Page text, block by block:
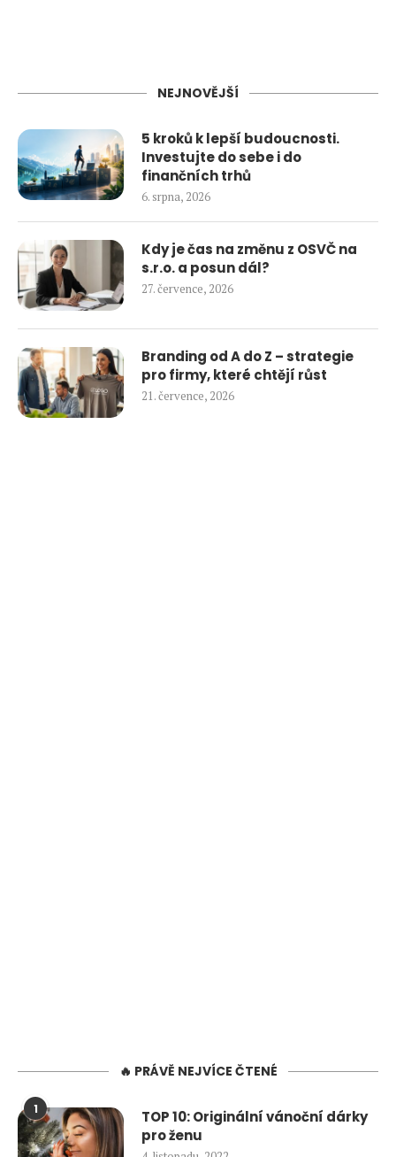
NEJNOVĚJŠÍ
5 kroků k lepší budoucnosti.
Investujte do sebe i do
finančních trhů
6. srpna, 2026
Kdy je čas na změnu z OSVČ na
s.r.o. a posun dál?
27. července, 2026
Branding od A do Z – strategie
pro firmy, které chtějí růst
21. července, 2026
🔥 PRÁVĚ NEJVÍCE ČTENÉ
1
TOP 10: Originální vánoční dárky
pro ženu